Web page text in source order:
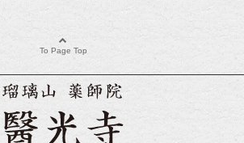
To Page Top